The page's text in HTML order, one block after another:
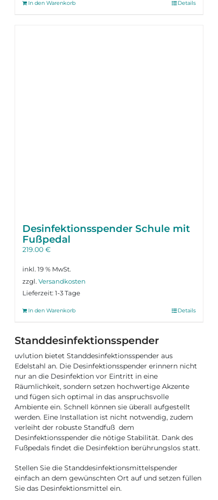
In den Warenkorb Details
Desinfektions­spender Schule mit
Fußpedal
219.00 €
inkl. 19 % MwSt.
zzgl. Versandkosten
Lieferzeit: 1-3 Tage
In den Warenkorb Details
Standdesinfektionsspender
uvlution bietet Standdesinfektionsspender aus
Edelstahl an. Die Desinfektionsspender erinnern nicht
nur an die Desinfektion vor Eintritt in eine
Räumlichkeit, sondern setzen hochwertige Akzente
und fügen sich optimal in das anspruchsvolle
Ambiente ein. Schnell können sie überall aufgestellt
werden. Eine Installation ist nicht notwendig, zudem
verleiht der robuste Standfuß dem
Desinfektionsspender die nötige Stabilität. Dank des
Fußpedals findet die Desinfektion berührungslos statt.
Stellen Sie die Standdesinfektionsmittelspender
einfach an dem gewünschten Ort auf und setzen füllen
Sie das Desinfektionsmittel ein.